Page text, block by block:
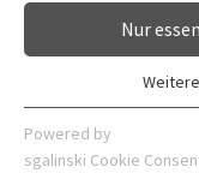
Für Ärzte
Europäisches
Nur
Essentielle Cookies
Webseite benötigt.
Powered by
sgalinski Cookie